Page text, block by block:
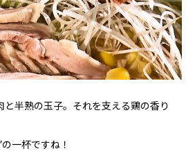
半熟の玉子。それを支える鶏の香り
一杯ですね！